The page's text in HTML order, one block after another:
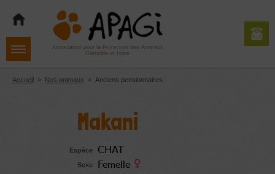
navigation
contenu
Aller
pied
de
Association pour la Protection des Animaux
Grenoble et Isère
Accueil » Nos animaux » Anciens pensionnaires
Makani
Espèce CHAT
Sexe Femelle